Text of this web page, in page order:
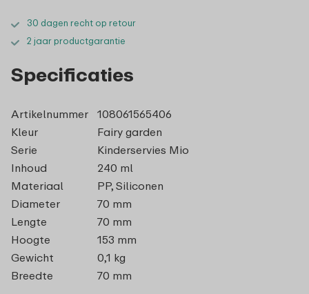
30 dagen recht op retour
2 jaar productgarantie
Specificaties
Artikelnummer
108061565406
Kleur
Fairy garden
Serie
Kinderservies Mio
Inhoud
240 ml
Materiaal
PP, Siliconen
Diameter
70 mm
Lengte
70 mm
Hoogte
153 mm
Gewicht
0,1 kg
Breedte
70 mm